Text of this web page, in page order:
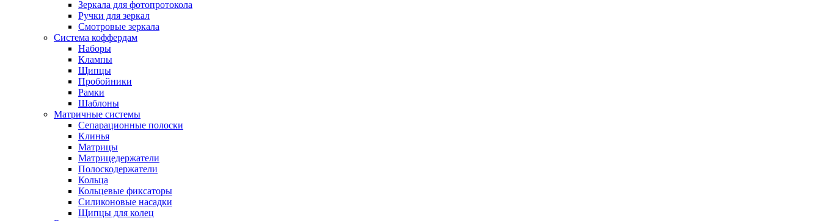
Зеркала для фотопротокола
Ручки для зеркал
Смотровые зеркала
Система коффердам
Наборы
Клампы
Щипцы
Пробойники
Рамки
Шаблоны
Матричные системы
Сепарационные полоски
Клинья
Матрицы
Матрицедержатели
Полоскодержатели
Кольца
Кольцевые фиксаторы
Силиконовые насадки
Щипцы для колец